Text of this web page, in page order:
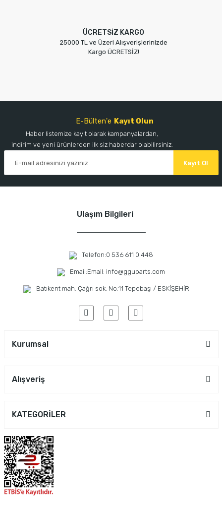
ÜCRETSİZ KARGO
25000 TL ve Üzeri Alışverişlerinizde
Kargo ÜCRETSİZ!
E-Bülten'e Kayıt Olun
Haber listemize kayıt olarak kampanyalardan,
indirim ve yeni ürünlerden ilk siz haberdar olabilirsiniz.
Kayıt Ol
Ulaşım Bilgileri
Telefon:0 536 611 0 448
Email:Email: info@gguparts.com
Batıkent mah. Çağrı sok. No:11 Tepebaşı / ESKİŞEHİR
Kurumsal
Alışveriş
KATEGORİLER